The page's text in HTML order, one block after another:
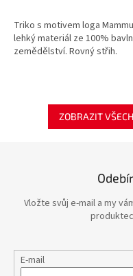
Triko s motivem loga
lehký materiál ze 100%
zemědělství. Rovný střih.
ZOBRAZIT
Vložte svůj e-mail a my
E-mail